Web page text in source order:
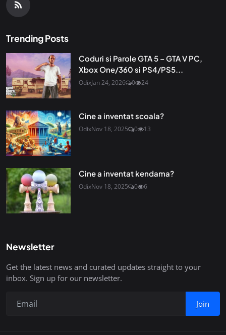
Trending Posts
Coduri si Parole GTA 5 – GTA V PC,
Xbox One/360 si PS4/PS5...
OdixJan 24, 2026 0 24
Cine a inventat scoala?
OdixNov 18, 2025 0 13
Cine a inventat kendama?
OdixNov 18, 2025 0 6
Newsletter
Get the latest news and curated updates straight to your
inbox. Sign up for our newsletter.
Join